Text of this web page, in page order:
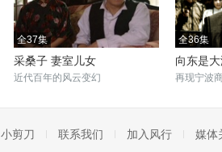
全37集
采桑子 妻室儿女
近代百年的风云变幻
全36集
向东是
再现宁波
小剪刀 联系我们 加入风行 媒体